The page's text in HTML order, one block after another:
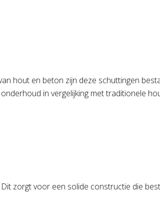
hout en beton zijn deze schuttingen
in vergelijking met traditionele
zorgt voor een solide constructie die